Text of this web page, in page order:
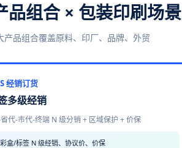
品组合 × 包装印刷场景
产品组合覆盖原料、印厂、品牌、外贸
经销订货
多级经销
代-市代-终端 N 级分销 + 区域保护 + 价保
彩盒/标签 N 级经销、协议价、价保